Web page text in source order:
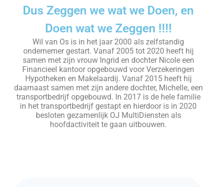
Dus Zeggen we wat we Doen, en
Doen wat we Zeggen !!!!
Wil van Os is in het jaar 2000 als zelfstandig
ondernemer gestart. Vanaf 2005 tot 2020 heeft hij
samen met zijn vrouw Ingrid en dochter Nicole een
Financieel kantoor opgebouwd voor Verzekeringen
Hypotheken en Makelaardij. Vanaf 2015 heeft hij
daarnaast samen met zijn andere dochter, Michelle, een
transportbedrijf opgebouwd. In 2017 is de hele familie
in het transportbedrijf gestapt en hierdoor is in 2020
besloten gezamenlijk OJ MultiDiensten als
hoofdactiviteit te gaan uitbouwen.